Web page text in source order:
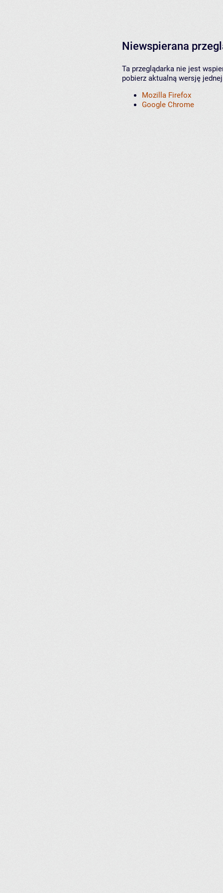
Niewspierana
Ta przeglądarka nie jest
pobierz aktualną wersję
Mozilla Firefox
Google Chrome